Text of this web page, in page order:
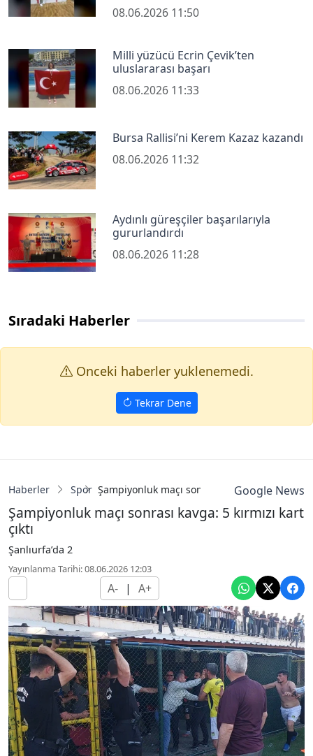
08.06.2026 11:50
Milli yüzücü Ecrin Çevik’ten
uluslararası başarı
08.06.2026 11:33
Bursa Rallisi’ni Kerem Kazaz kazandı
08.06.2026 11:32
Aydınlı güreşçiler başarılarıyla
gururlandırdı
08.06.2026 11:28
Sıradaki Haberler
Onceki haberler yuklenemedi.
Tekrar Dene
Haberler Spor Şampiyonluk maçı sonrası kavga: 5 kırmızı
Google News
Şampiyonluk maçı sonrası kavga: 5 kırmızı kart
çıktı
Şanlıurfa’da 2
Yayınlanma Tarihi: 08.06.2026 12:03
A- | A+